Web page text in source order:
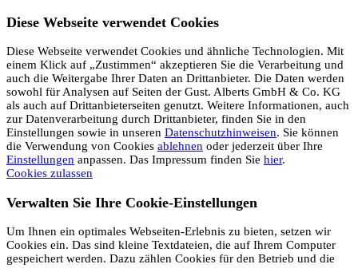
Diese Webseite verwendet Cookies
Diese Webseite verwendet Cookies und ähnliche Technologien. Mit
einem Klick auf „Zustimmen“ akzeptieren Sie die Verarbeitung und
auch die Weitergabe Ihrer Daten an Drittanbieter. Die Daten werden
sowohl für Analysen auf Seiten der Gust. Alberts GmbH & Co. KG
als auch auf Drittanbieterseiten genutzt. Weitere Informationen, auch
zur Datenverarbeitung durch Drittanbieter, finden Sie in den
Einstellungen sowie in unseren Datenschutzhinweisen. Sie können
die Verwendung von Cookies ablehnen oder jederzeit über Ihre
Einstellungen anpassen. Das Impressum finden Sie hier.
Cookies zulassen
Verwalten Sie Ihre Cookie-Einstellungen
Um Ihnen ein optimales Webseiten-Erlebnis zu bieten, setzen wir
Cookies ein. Das sind kleine Textdateien, die auf Ihrem Computer
gespeichert werden. Dazu zählen Cookies für den Betrieb und die